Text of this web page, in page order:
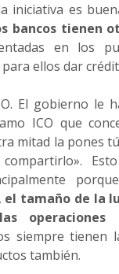
iniciativa es
bancos tienen
en los
ellos dar
El gobierno le
ICO que
mitad la pones
el tamaño de la
operaciones
siempre tienen
también.